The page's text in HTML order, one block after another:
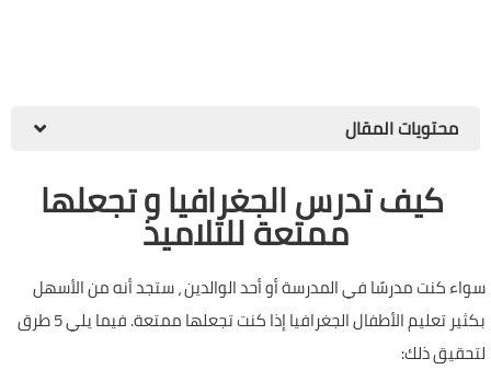
محتويات المقال
كيف تدرس الجغرافيا و تجعلها
ممتعة للتلاميذ
سواء كنت مدرسًا في المدرسة أو أحد الوالدين ، ستجد أنه من الأسهل
بكثير تعليم الأطفال الجغرافيا إذا كنت تجعلها ممتعة. فيما يلي 5 طرق
لتحقيق ذلك: